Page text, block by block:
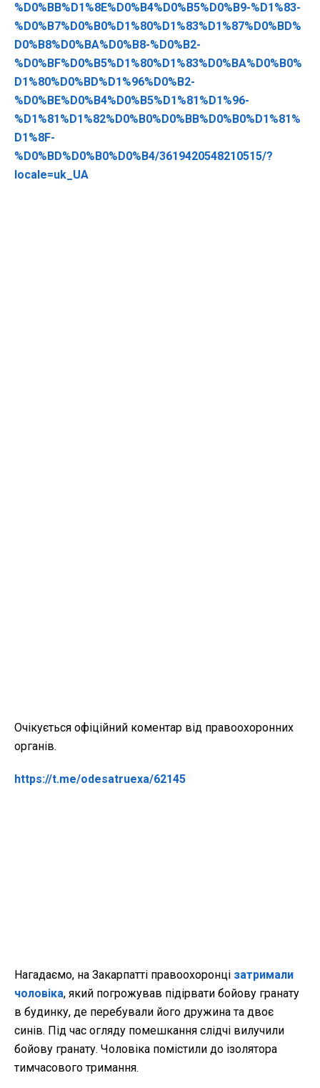
%D0%BB%D1%8E%D0%B4%D0%B5%D0%B9-%D1%83-
%D0%B7%D0%B0%D1%80%D1%83%D1%87%D0%BD%
D0%B8%D0%BA%D0%B8-%D0%B2-
%D0%BF%D0%B5%D1%80%D1%83%D0%BA%D0%B0%
D1%80%D0%BD%D1%96%D0%B2-
%D0%BE%D0%B4%D0%B5%D1%81%D1%96-
%D1%81%D1%82%D0%B0%D0%BB%D0%B0%D1%81%
D1%8F-
%D0%BD%D0%B0%D0%B4/3619420548210515/?
locale=uk_UA
Очікується офіційний коментар від правоохоронних
органів.
https://t.me/odesatruexa/62145
Нагадаємо, на Закарпатті правоохоронці затримали
чоловіка, який погрожував підірвати бойову гранату
в будинку, де перебували його дружина та двоє
синів. Під час огляду помешкання слідчі вилучили
бойову гранату. Чоловіка помістили до ізолятора
тимчасового тримання.